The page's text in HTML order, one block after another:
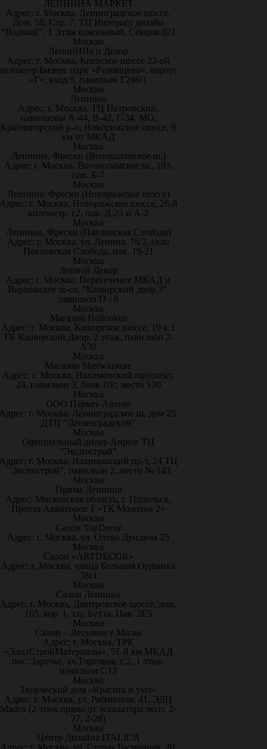
ЛЕПНИНА МАРКЕТ
Адрес: г. Москва, Ленинградское шоссе,
Дом. 58, Стр. 7, ТЦ Интерьер дизайн
"Водный", 1 Этаж цокольный, Секция 021
Москва
ЛепниННа и Декор
Адрес: г. Москва, Киевское шоссе 22-ой
Бизнес парк «Румянцево», корпус
«Г», вход 9, павильон Г246/1
Москва
Лепнина
Адрес: г. Москва, ТЦ Петровский,
павильоны А-44, В-42, Г-34. МО,
Красногорский р-н, Новорижское шоссе, 9
км от МКАД
Москва
Лепнина, Фрески (Волоколамское ш.)
Адрес: г. Москва, Волоколамское ш., 103,
пав. Б-7
Москва
Лепнина, Фрески (Новорижское шоссе)
г. Москва, Новорижское шоссе, 26-й
километр, с2, пав. Д-23 и А-2
Москва
Лепнина, Фрески (Павловская Слобода)
Адрес: г. Москва, ул. Ленина, 76/2, село
Павловская Слобода, пав. 19-21
Москва
Лепной Декор
Адрес: г. Москва, Пересечение МКАД и
Варшавское ш-се, "Каширский двор 3",
павильон П - 8
Москва
Магазин Holicolors
Адрес: г. Москва, Каширское шоссе, 19 к.1
ТК Каширский Двор, 2 этаж, павильон 2-
А30
Москва
Магазин Sherwinstore
Адрес: г. Москва, Нахимовский проспект,
24, павильон 3, блок 10с, место 130
Москва
ООО Паркет-Авeню
г. Москва, Ленинградское ш, дом 25.
ДТЦ "Ленинградский"
Москва
Официальный дилер Artpole ТЦ
"Экспострой"
г. Москва, Нахимовский пр-т, 24 ТЦ
"Экспострой", павильон 2, место № 143
Москва
Прима Лепнина
Адрес: Московская область, г. Подольск,
Проезд Авиаторов 1 «ТК Молоток 2»
Москва
Салон TopDecor
Адрес: г. Москва, ул. Олеко Дундича 25
Москва
Салон «ARTDECOR»
Адрес: г. Москва, улица Большая Ордынка
38с1
Москва
Салон Лепнина
Адрес: г. Москва, Дмитровское шоссе, дом.
165, кор. 1, т.ц. Бухта, Пав. 2Е5
Москва
Салон – Лепнина у Милы
Адрес: г. Москва, ТРК
«ЭлитСтройМатериалы», 51-й км МКАД
пос. Заречье, ул.Торговая, с.2, 1 этаж,
павильон С13
Москва
Творческий дом «Красота и уют»
Адрес: г. Москва, ул. Рябиновая, 41, ЭДЦ
Madex (2 этаж прямо от эскалатора эксп. 2-
27, 2-28)
Москва
Центр Дизайна ITALICA
Адрес: г. Москва, ул. Старая Басманная, 20,